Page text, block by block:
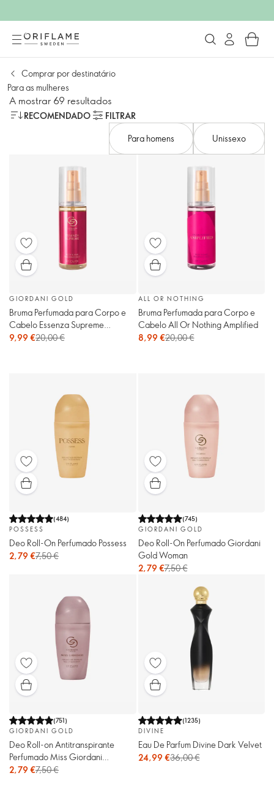
Comprar por destinatário
Para as mulheres
A mostrar 69 resultados
RECOMENDADO
FILTRAR
Para homens
Unissexo
GIORDANI GOLD
Bruma Perfumada para Corpo e
Cabelo Essenza Supreme
Giordani Gold
9,99 €20,00 €
ALL OR NOTHING
Bruma Perfumada para Corpo e
Cabelo All Or Nothing Amplified
8,99 €20,00 €
(484)
POSSESS
Deo Roll-On Perfumado Possess
2,79 €7,50 €
(745)
GIORDANI GOLD
Deo Roll-On Perfumado Giordani
Gold Woman
2,79 €7,50 €
(751)
GIORDANI GOLD
Deo Roll-on Antitranspirante
Perfumado Miss Giordani
Giordani Gold
2,79 €7,50 €
(1235)
DIVINE
Eau De Parfum Divine Dark Velvet
24,99 €36,00 €